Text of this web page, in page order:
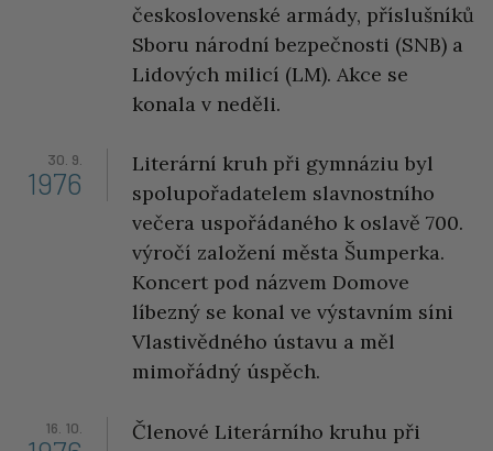
československé armády, příslušníků
Sboru národní bezpečnosti (SNB) a
Lidových milicí (LM). Akce se
konala v neděli.
30. 9.
1976
Literární kruh při gymnáziu byl
spolupořadatelem slavnostního
večera uspořádaného k oslavě 700.
výročí založení města Šumperka.
Koncert pod názvem Domove
líbezný se konal ve výstavním síni
Vlastivědného ústavu a měl
mimořádný úspěch.
16. 10.
Členové Literárního kruhu při